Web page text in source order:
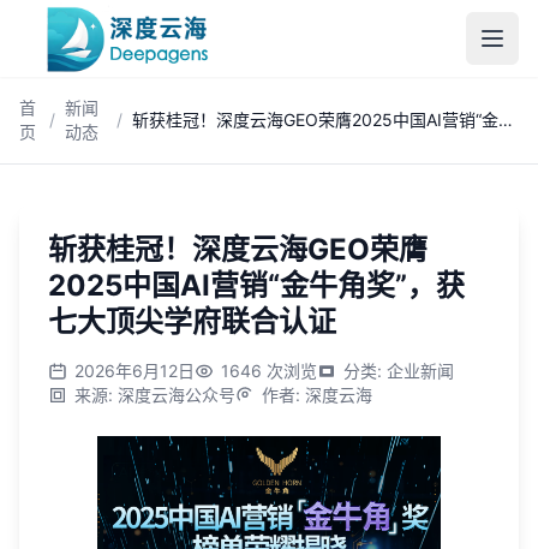
跳到主内容
首
页
/
新闻
动态
/ 斩获桂冠！深度云海GEO荣膺2025中国AI营销“金牛角奖”，获七大顶尖学府联合认证
斩获桂冠！深度云海GEO荣膺
2025中国AI营销“金牛角奖”，获
七大顶尖学府联合认证
2026年6月12日 1646 次浏览 分类: 企业新闻
来源: 深度云海公众号 作者: 深度云海